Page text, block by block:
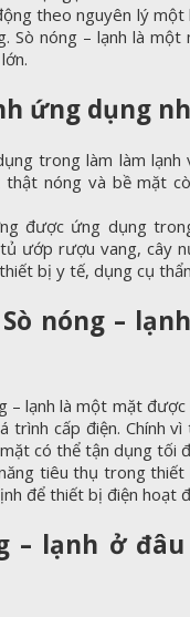
theo nguyên lý
Sò nóng – lạnh là một
ứng dụng
trong làm làm
nóng và bề mặt
được ứng dụng
ướp rượu vang, cây
bị y tế, dụng cụ
nóng –
– lạnh là một mặt
trình cấp điện. Chính
có thể tận dụng tối
tiêu thụ trong thiết
để thiết bị điện hoạt
– lạnh ở